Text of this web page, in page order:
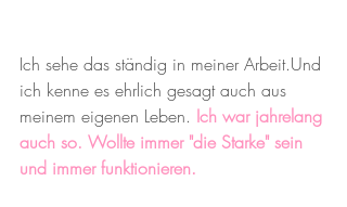
Ich sehe das ständig in meiner Arbeit.Und
ich kenne es ehrlich gesagt auch aus
meinem eigenen Leben. Ich war jahrelang
auch so. Wollte immer "die Starke" sein
und immer funktionieren.